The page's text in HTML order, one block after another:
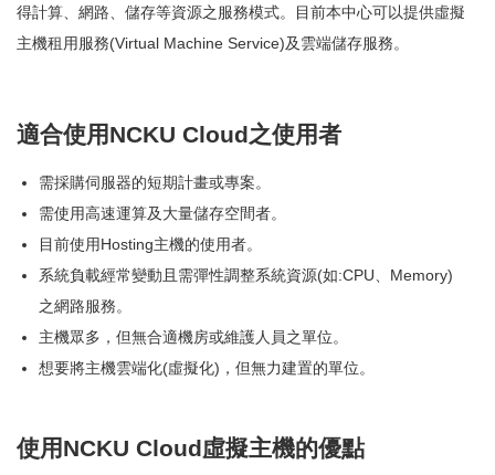
AI語音會議紀錄系統
得計算、網路、儲存等資源之服務模式。目前本中心可以提供虛擬
主機租用服務(Virtual Machine Service)及雲端儲存服務。
適合使用NCKU Cloud之使用者
需採購伺服器的短期計畫或專案。
需使用高速運算及大量儲存空間者。
目前使用Hosting主機的使用者。
系統負載經常變動且需彈性調整系統資源(如:CPU、Memory)
之網路服務。
主機眾多，但無合適機房或維護人員之單位。
想要將主機雲端化(虛擬化)，但無力建置的單位。
使用NCKU Cloud虛擬主機的優點